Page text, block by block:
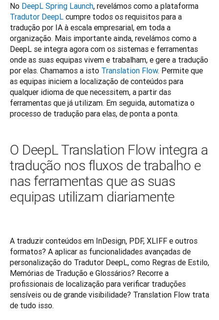
No DeepL Spring Launch
Tradutor DeepL cumpre todos os requisitos para a
tradução por IA à escala empresarial, em toda a
organização. Mais importante ainda, revelámos como a
DeepL se integra agora com os sistemas e ferramentas
onde as suas equipas vivem e trabalham, e gere a tradução
por elas. Chamamos a isto Translation Flow. Permite que
as equipas iniciem a localização de conteúdos para
qualquer idioma de que necessitem, a partir das
ferramentas que já utilizam. Em seguida, automatiza o
processo de tradução para elas, de ponta a ponta.
O DeepL Translation Flow integra a
tradução nos fluxos de trabalho e
nas ferramentas que as suas
equipas utilizam diariamente
A traduzir conteúdos em InDesign, PDF, XLIFF e outros
formatos? A aplicar as funcionalidades avançadas de
personalização do Tradutor DeepL, como Regras de Estilo,
Memórias de Tradução e Glossários? Recorre a
profissionais de localização para verificar traduções
sensíveis ou de grande visibilidade? Translation Flow trata
de tudo isso.